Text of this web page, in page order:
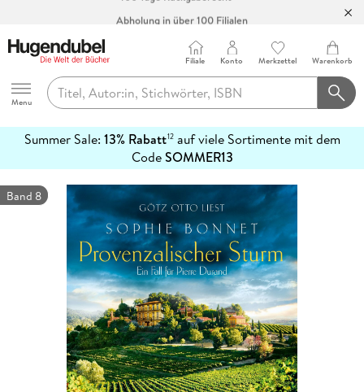
Hugendubel
Menu
Filiale Konto Merkzettel Warenkorb
Summer Sale: 13% Rabatt12auf viele Sortimente mit dem
CodeSOMMER13
erfahren
Band 8